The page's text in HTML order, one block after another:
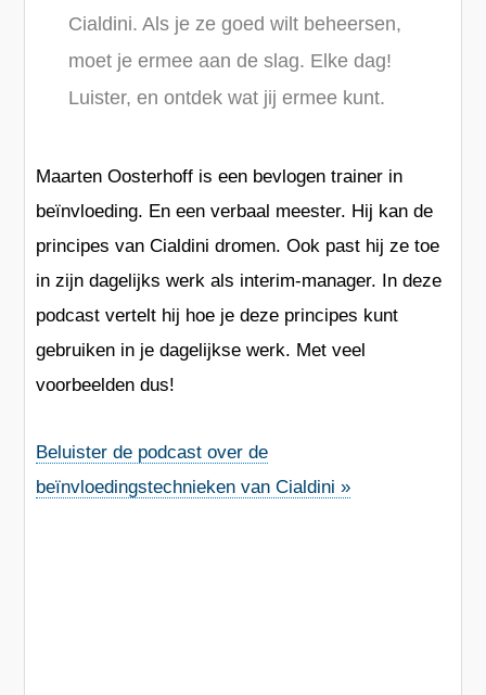
Cialdini. Als je ze goed wilt beheersen,
moet je ermee aan de slag. Elke dag!
Luister, en ontdek wat jij ermee kunt.
Maarten Oosterhoff is een bevlogen trainer in
beïnvloeding. En een verbaal meester. Hij kan de
principes van Cialdini dromen. Ook past hij ze toe
in zijn dagelijks werk als interim-manager. In deze
podcast vertelt hij hoe je deze principes kunt
gebruiken in je dagelijkse werk. Met veel
voorbeelden dus!
Beluister de podcast over de
beïnvloedingstechnieken van Cialdini »